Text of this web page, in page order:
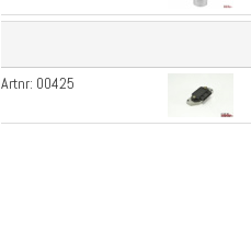
Artnr: 00425